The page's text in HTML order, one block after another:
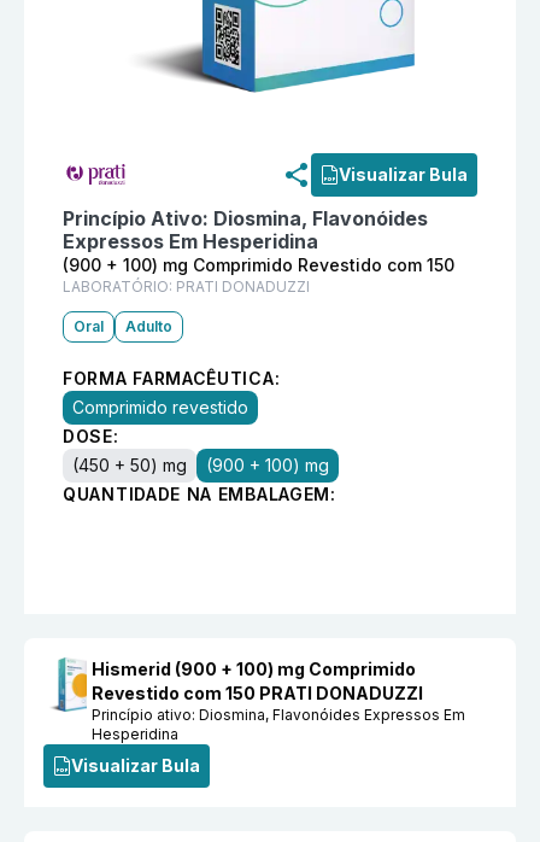
Visualizar Bula
Princípio Ativo: Diosmina, Flavonóides
Expressos Em Hesperidina
(900 + 100) mg Comprimido Revestido com 150
LABORATÓRIO: PRATI DONADUZZI
Oral Adulto
FORMA FARMACÊUTICA:
Comprimido revestido
DOSE:
(450 + 50) mg
(900 + 100) mg
QUANTIDADE NA EMBALAGEM:
Hismerid (900 + 100) mg Comprimido
Revestido com 150 PRATI DONADUZZI
Princípio ativo:Diosmina, Flavonóides Expressos Em
Hesperidina
Visualizar Bula